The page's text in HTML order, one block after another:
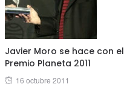
Javier Moro se hace con el
Premio Planeta 2011
Posted
16 octubre 2011